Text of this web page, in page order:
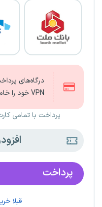
VPN خود را خاموش کنید.
پرداخت با تمامی
پرداخت
قبلا